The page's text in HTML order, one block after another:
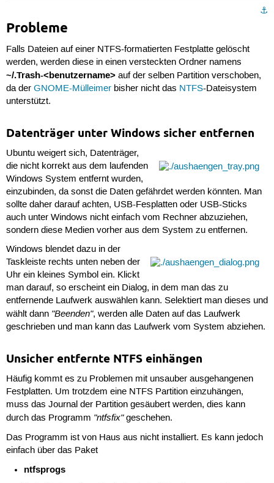
⚓︎
Probleme
Falls Dateien auf einer NTFS-formatierten Festplatte gelöscht
werden, werden diese in einen versteckten Ordner namens
~/.Trash-<benutzername>auf der selben Partition verschoben,
da der GNOME-Mülleimerbisher nicht das NTFS-Dateisystem
unterstützt.
Datenträger unter Windows sicher entfernen
Ubuntu weigert sich, Datenträger,
die nicht korrekt aus dem laufenden
Windows System entfernt wurden,
einzubinden, da sonst die Daten gefährdet werden könnten. Man
sollte daher darauf achten, USB-Fesplatten oder USB-Sticks
auch unter Windows nicht einfach vom Rechner abzuziehen,
sondern diese Medien vorher aus dem System zu entfernen.
Windows blendet dazu in der
Taskleiste rechts unten neben der
Uhr ein kleines Symbol ein. Klickt
man darauf, so erscheint ein Dialog, in dem man das zu
entfernende Laufwerk auswählen kann. Selektiert man dieses und
wählt dann "Beenden", werden alle Daten auf das Laufwerk
geschrieben und man kann das Laufwerk vom System abziehen.
Unsicher entfernte NTFS einhängen
Häufig kommt es zu Problemen mit unsauber ausgehangenen
Festplatten. Um trotzdem eine NTFS Partition einzuhängen,
muss das Journal der Partition gesäubert werden, dies kann
durch das Programm "ntfsfix"geschehen.
Das Programm ist von Haus aus nicht installiert. Es kann jedoch
einfach über das Paket
ntfsprogs